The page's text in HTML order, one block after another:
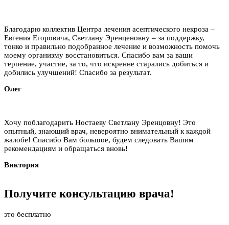
Благодарю коллектив Центра лечения асептического некроза –
Евгения Егоровича, Светлану Эренценовну – за поддержку,
тонко и правильно подобранное лечение и возможность помочь
моему организму восстановиться. Спасибо вам за ваши
терпение, участие, за то, что искренне старались добиться и
добились улучшений! Спасибо за результат.
Олег
Хочу поблагодарить Ностаеву Светлану Эренцовну! Это
опытный, знающий врач, невероятно внимательный к каждой
жалобе! Спасибо Вам большое, будем следовать Вашим
рекомендациям и обращаться вновь!
Виктория
Получите консультацию врача!
это бесплатно